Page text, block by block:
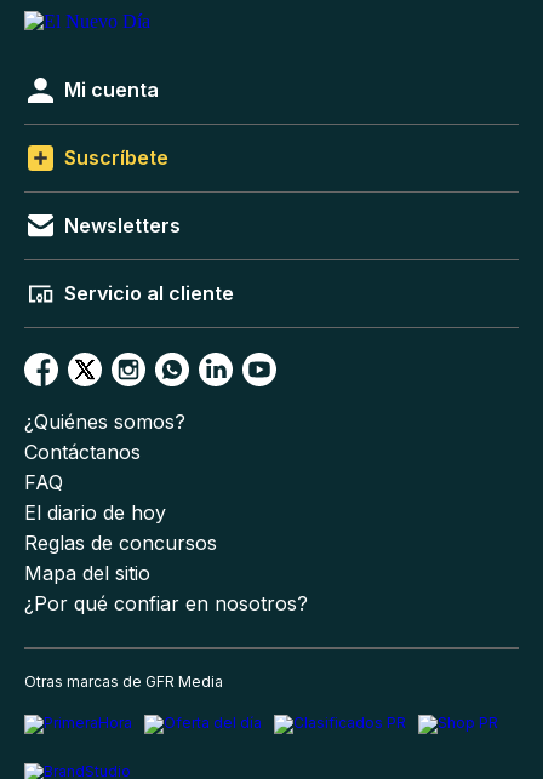
Mi cuenta
Suscríbete
Newsletters
Servicio al cliente
¿Quiénes somos?
Contáctanos
FAQ
El diario de hoy
Reglas de concursos
Mapa del sitio
¿Por qué confiar en nosotros?
Otras marcas de GFR Media